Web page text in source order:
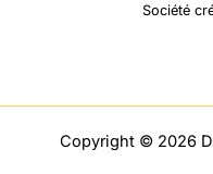
Société
Copyright © 2026